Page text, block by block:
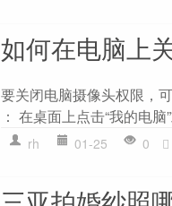
如何在电脑上
要关闭电脑摄像头权限，
： 在桌面上点击“我的电脑
rh 01-25 0